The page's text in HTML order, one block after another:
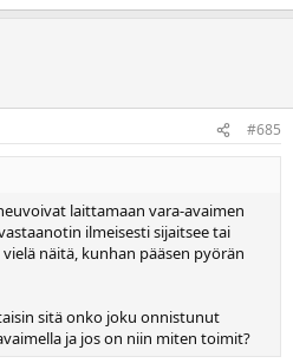
#685
laittamaan vara-avaimen
ilmeisesti sijaitsee tai
näitä, kunhan pääsen pyörän
sitä onko joku onnistunut
ja jos on niin miten toimit?